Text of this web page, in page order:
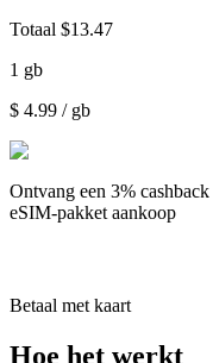
Totaal $13.47
1 gb
$ 4.99 / gb
Ontvang een 3% cashback
eSIM-pakket aankoop
Betaal met kaart
Hoe het werkt